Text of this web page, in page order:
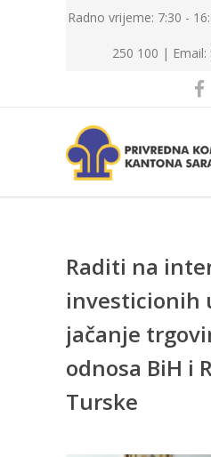
Radno vrijeme: 7:30 -
250 100 |
Raditi na
investicionih
jačanje
odnosa BiH i
Turske